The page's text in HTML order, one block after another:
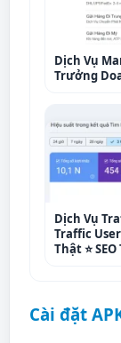
Dịch Vụ
Trưởng
Dịch Vụ
Traffic
Thật ⭐
Cài đặt